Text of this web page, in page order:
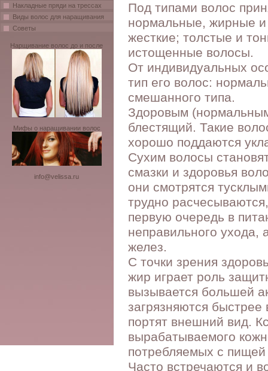
Накладные пряди на трессах
Виды волос для наращивания
Советы
Нарщивание волос до и после
Мифы о наращивании волос
info@velissa.ru
Под типами волос
нормальные, жирные
жесткие; толстые и
истощенные волосы.
От индивидуальных
тип его волос:
смешанного типа.
Здоровым
блестящий. Такие
хорошо поддаются
Сухим волосы
смазки и здоровья
они смотрятся
трудно
первую очередь в
неправильного ухода,
желез.
С точки зрения
жир играет роль
вызывается большей
загрязняются быстрее
портят внешний вид.
вырабатываемого
потребляемых с
Часто встречаются и